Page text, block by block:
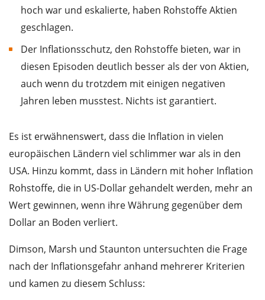
hoch war und eskalierte, haben Rohstoffe Aktien
geschlagen.
Der Inflationsschutz, den Rohstoffe bieten, war in
diesen Episoden deutlich besser als der von Aktien,
auch wenn du trotzdem mit einigen negativen
Jahren leben musstest. Nichts ist garantiert.
Es ist erwähnenswert, dass die Inflation in vielen
europäischen Ländern viel schlimmer war als in den
USA. Hinzu kommt, dass in Ländern mit hoher Inflation
Rohstoffe, die in US-Dollar gehandelt werden, mehr an
Wert gewinnen, wenn ihre Währung gegenüber dem
Dollar an Boden verliert.
Dimson, Marsh und Staunton untersuchten die Frage
nach der Inflationsgefahr anhand mehrerer Kriterien
und kamen zu diesem Schluss: